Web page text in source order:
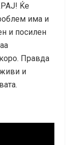
Ќе
има и
и посилен
Правда
и